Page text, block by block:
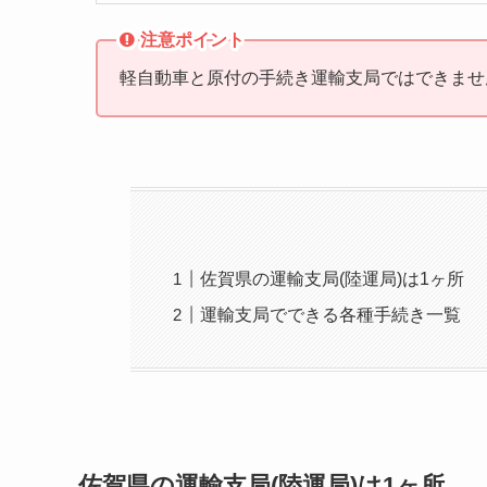
注意ポイント
軽自動車と原付の手続き運輸支局ではできませ
佐賀県の運輸支局(陸運局)は1ヶ所
運輸支局でできる各種手続き一覧